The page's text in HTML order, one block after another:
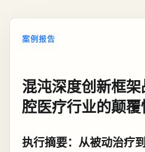
案例报告
混沌深度创新框
腔医疗行业的颠
执行摘要：从被动治疗